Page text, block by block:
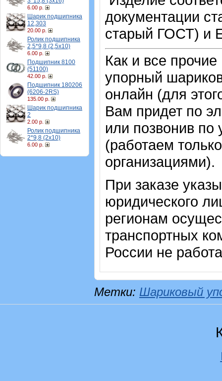
6.00 р.
Шарик подшипника
12,303
20.00 р.
Ролик подшипника
2,5*9,8 (2,5х10)
6.00 р.
Подшипник 8100
(51100)
42.00 р.
Подшипник 180206
(6206-2RS)
135.00 р.
Шарик подшипника
2
2.00 р.
Ролик подшипника
2*9,8 (2х10)
6.00 р.
документации
старый ГОСТ) и
Как и все
упорный
онлайн (для
Вам придет по
или позвонив
(работаем
организациями).
При заказе
юридического
регионам
транспортных
России не
Метки: Шариковый